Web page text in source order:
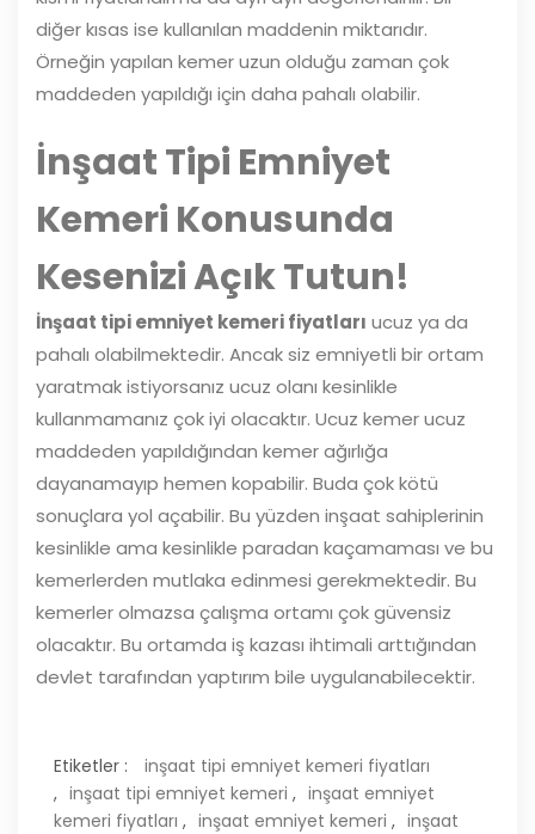
diğer kısas ise kullanılan maddenin miktarıdır.
Örneğin yapılan kemer uzun olduğu zaman çok
maddeden yapıldığı için daha pahalı olabilir.
İnşaat Tipi Emniyet
Kemeri Konusunda
Kesenizi Açık Tutun!
İnşaat tipi emniyet kemeri fiyatları ucuz ya da
pahalı olabilmektedir. Ancak siz emniyetli bir ortam
yaratmak istiyorsanız ucuz olanı kesinlikle
kullanmamanız çok iyi olacaktır. Ucuz kemer ucuz
maddeden yapıldığından kemer ağırlığa
dayanamayıp hemen kopabilir. Buda çok kötü
sonuçlara yol açabilir. Bu yüzden inşaat sahiplerinin
kesinlikle ama kesinlikle paradan kaçamaması ve bu
kemerlerden mutlaka edinmesi gerekmektedir. Bu
kemerler olmazsa çalışma ortamı çok güvensiz
olacaktır. Bu ortamda iş kazası ihtimali arttığından
devlet tarafından yaptırım bile uygulanabilecektir.
Etiketler :
inşaat tipi emniyet kemeri fiyatları
, inşaat tipi emniyet kemeri , inşaat emniyet
kemeri fiyatları , inşaat emniyet kemeri , inşaat